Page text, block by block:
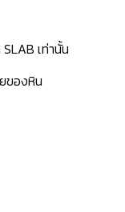
เท่านั้น
ของหิน